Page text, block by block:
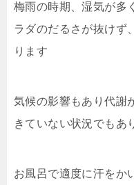
梅雨の時期、湿気が多
ラダのだるさが抜けず
ります
気候の影響もあり代謝
きていない状況でもあ
お風呂で適度に汗をか